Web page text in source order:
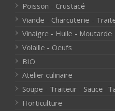
Poisson - Crustacé
Viande - Charcuterie -
Vinaigre - Huile - Moutarde
Volaille - Oeufs
BIO
Atelier culinaire
Soupe - Traiteur - Sauce-
Horticulture